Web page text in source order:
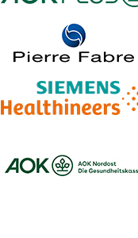
Logo – AOK PLUS
Logo – Pierre Fabre
Logo – Siemens
Logo – AOK